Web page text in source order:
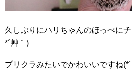
久しぶりにハリちゃんのほっぺに
*´艸｀)
プリクラみたいでかわいいですね